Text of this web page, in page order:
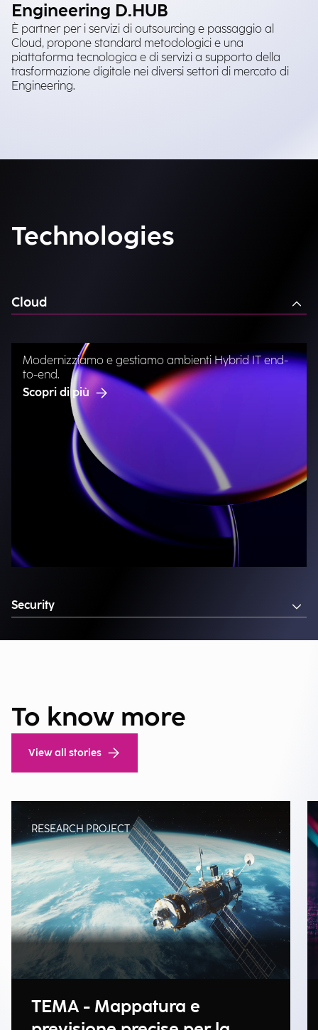
Engineering D.HUB
È partner per i servizi di outsourcing e passaggio al
Cloud, propone standard metodologici e una
piattaforma tecnologica e di servizi a supporto della
trasformazione digitale nei diversi settori di mercato di
Engineering.
Technologies
Cloud
Modernizziamo e gestiamo ambienti Hybrid IT end-
to-end.
Scopri di più
Security
To know more
View all stories
RESEARCH PROJECT
TEMA - Mappatura e